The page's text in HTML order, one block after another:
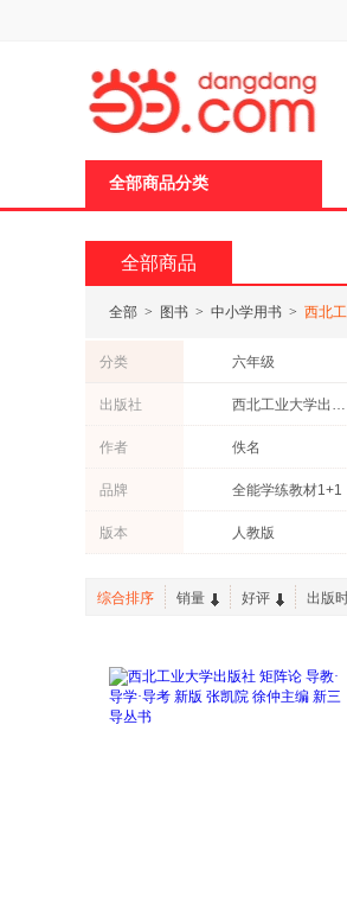
全部商品分类
全部商品
全部 > 图书 > 中小学用书 > 西北
分类 六年级
教辅音像
出版社 西北工业大学出版社
作者 佚名
万龙
品牌 全能学练教材1+1
版本 人教版
综合排序 销量 好评 出版
页